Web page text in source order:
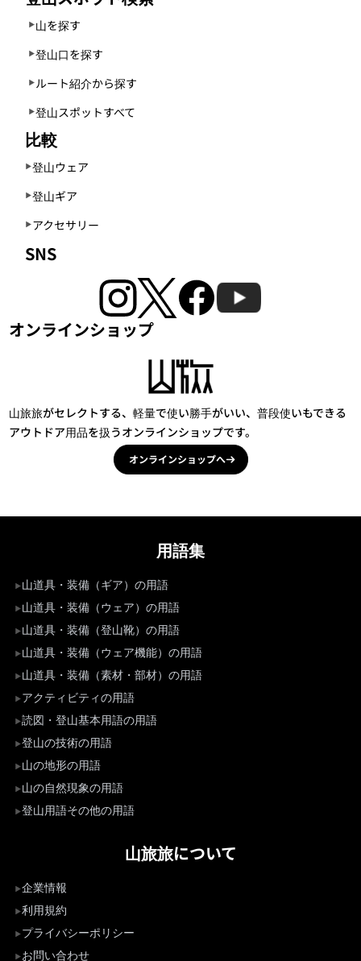
山を探す
登山口を探す
ルート紹介から探す
登山スポットすべて
比較
登山ウェア
登山ギア
アクセサリー
SNS
オンラインショップ
山旅旅がセレクトする、軽量で使い勝手がいい、普段使いもできる
アウトドア用品を扱うオンラインショップです。
オンラインショップへ
用語集
山道具・装備（ギア）の用語
山道具・装備（ウェア）の用語
山道具・装備（登山靴）の用語
山道具・装備（ウェア機能）の用語
山道具・装備（素材・部材）の用語
アクティビティの用語
読図・登山基本用語の用語
登山の技術の用語
山の地形の用語
山の自然現象の用語
登山用語その他の用語
山旅旅について
企業情報
利用規約
プライバシーポリシー
お問い合わせ